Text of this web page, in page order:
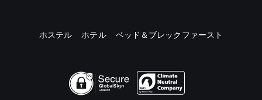
ホステル ホテル ベッド＆ブレックファースト